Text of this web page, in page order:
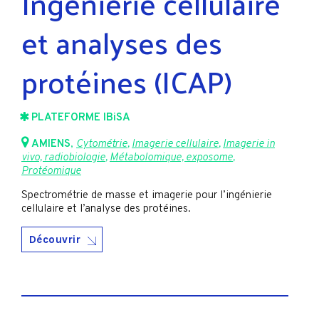
et analyses des
protéines (ICAP)
PLATEFORME IBiSA
AMIENS, Cytométrie,Imagerie cellulaire,Imagerie in
vivo, radiobiologie,Métabolomique, exposome,
Protéomique
Spectrométrie de masse et imagerie pour l’ingénierie
cellulaire et l’analyse des protéines.
Découvrir